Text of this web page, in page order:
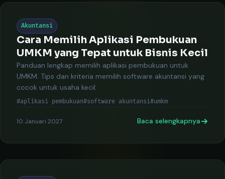
Akuntansi
Cara Memilih Aplikasi Pembukuan
UMKM yang Tepat untuk Bisnis Kecil
Panduan lengkap memilih aplikasi pembukuan untuk
UMKM. Tips dan kriteria memilih software akuntansi yang
cocok untuk usaha kecil.
#aplikasi pembukuan#software akuntansi#umkm
10 Januari 2027 Baca selengkapnya